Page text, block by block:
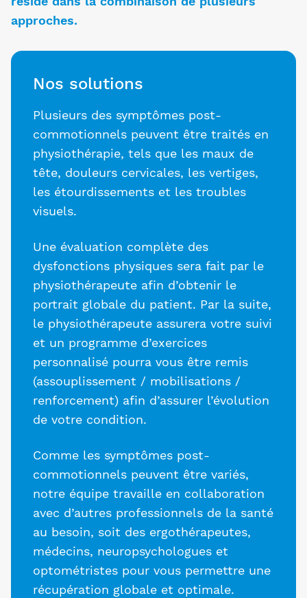
approches.
Nos solutions
Plusieurs des symptômes post-
commotionnels peuvent être traités en
physiothérapie, tels que les maux de
tête, douleurs cervicales, les vertiges,
les étourdissements et les troubles
visuels.
Une évaluation complète des
dysfonctions physiques sera fait par le
physiothérapeute afin d’obtenir le
portrait globale du patient. Par la suite,
le physiothérapeute assurera votre suivi
et un programme d’exercices
personnalisé pourra vous être remis
(assouplissement / mobilisations /
renforcement) afin d’assurer l’évolution
de votre condition.
Comme les symptômes post-
commotionnels peuvent être variés,
notre équipe travaille en collaboration
avec d’autres professionnels de la santé
au besoin, soit des ergothérapeutes,
médecins, neuropsychologues et
optométristes pour vous permettre une
récupération globale et optimale.